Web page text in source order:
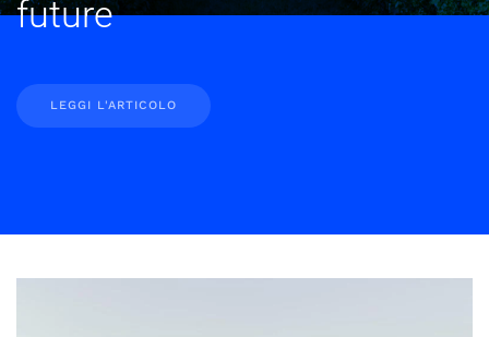
future
LEGGI L'ARTICOLO